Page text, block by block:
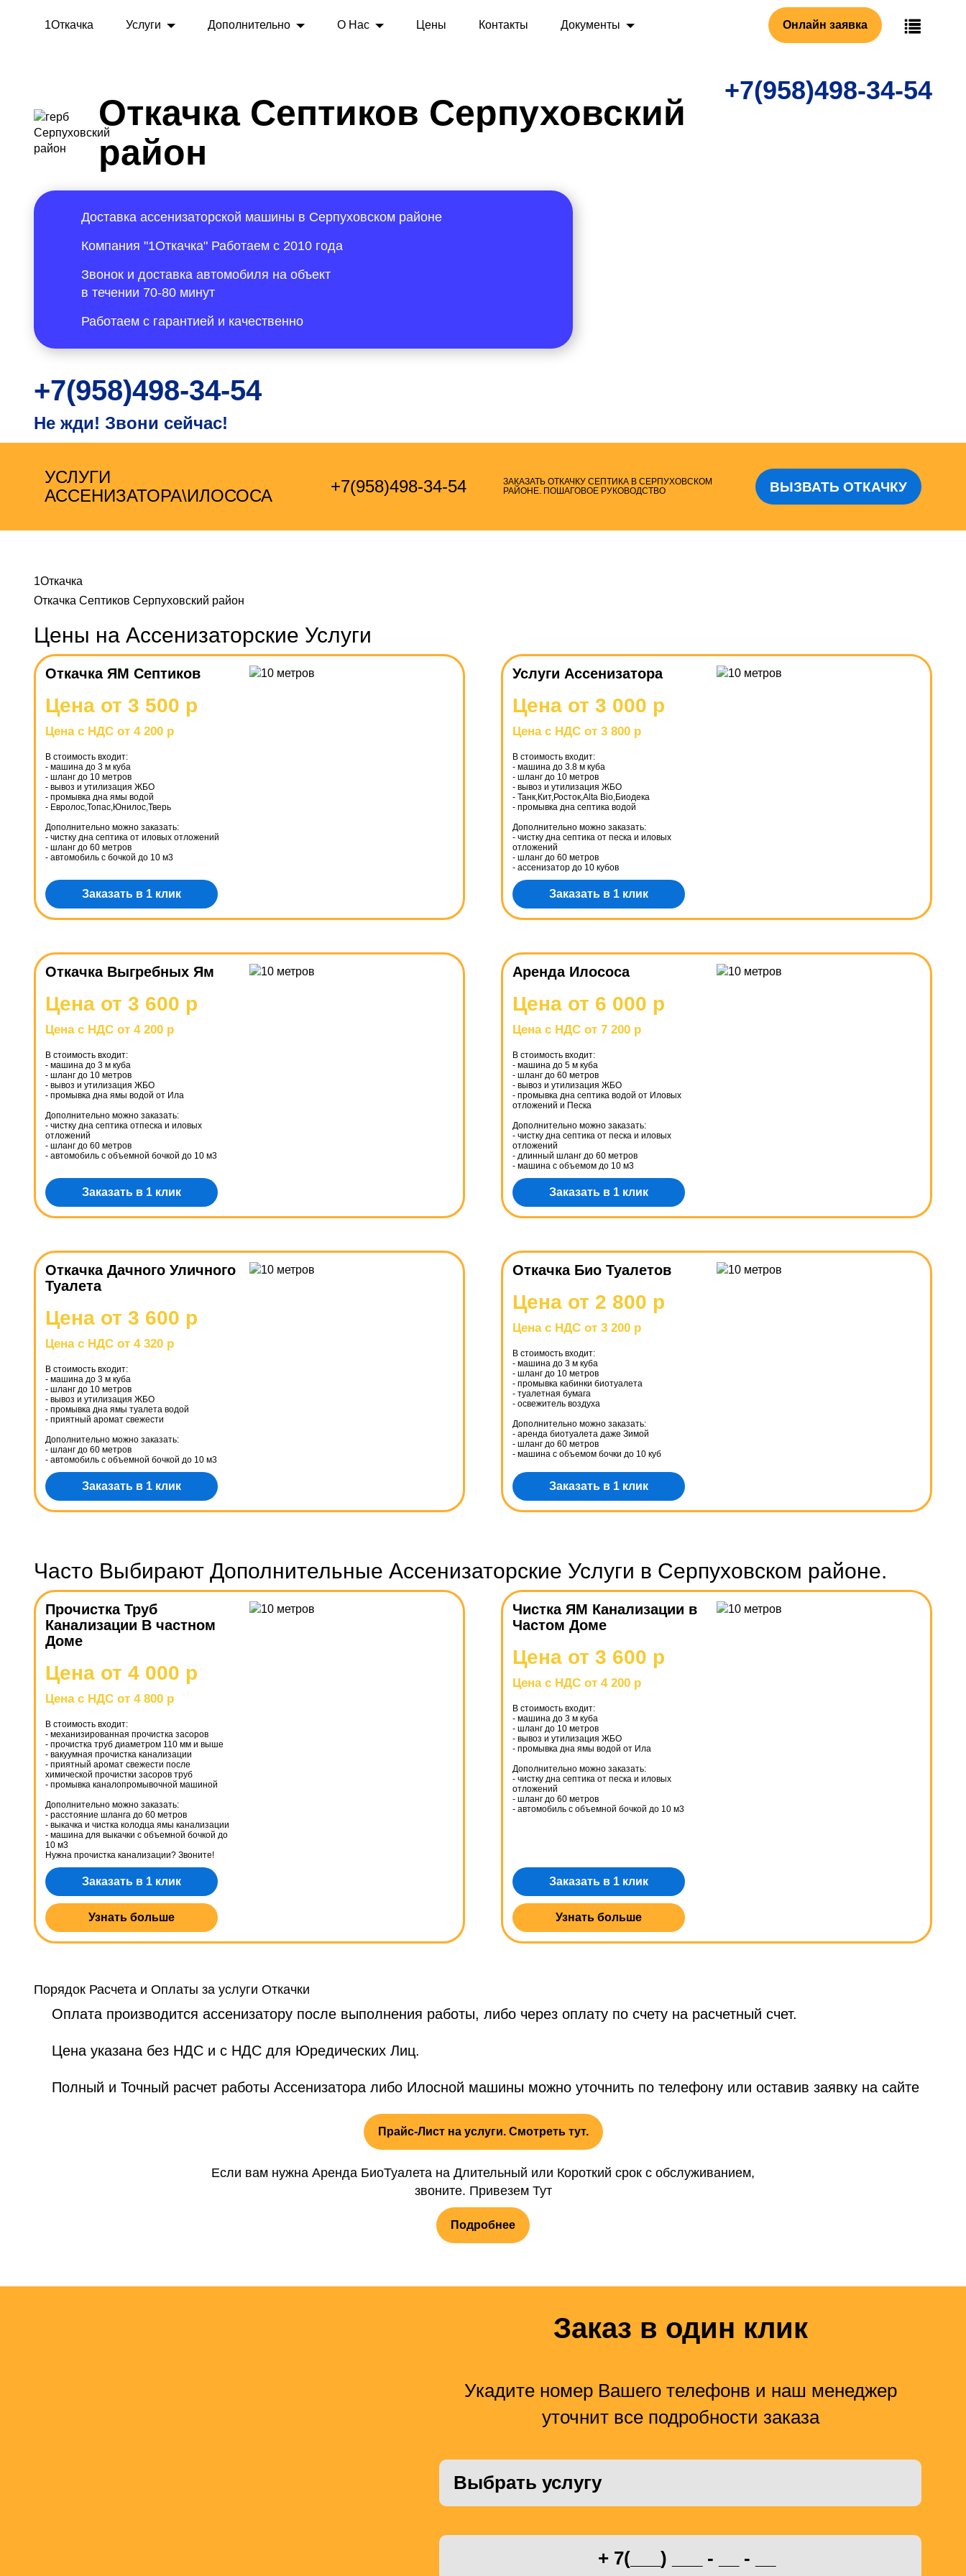
1Откачка Услуги Дополнительно О Нас Цены Контакты Документы Онлайн заявка
Откачка Септиков Серпуховский
район
+7(958)498-34-54
Доставка ассенизаторской машины в Серпуховском районе
Компания "1Откачка" Работаем с 2010 года
Звонок и доставка автомобиля на объект
в течении 70-80 минут
Работаем с гарантией и качественно
+7(958)498-34-54
Не жди! Звони сейчас!
УСЛУГИ
АССЕНИЗАТОРА\ИЛОСОСА
+7(958)498-34-54
ЗАКАЗАТЬ ОТКАЧКУ СЕПТИКА В СЕРПУХОВСКОМ
РАЙОНЕ. ПОШАГОВОЕ РУКОВОДСТВО
ВЫЗВАТЬ ОТКАЧКУ
1Откачка
Откачка Септиков Серпуховский район
Цены на Ассенизаторские Услуги
Откачка ЯМ Септиков
Цена от 3 500 р
Цена с НДС от 4 200 р
В стоимость входит:
- машина до 3 м куба
- шланг до 10 метров
- вывоз и утилизация ЖБО
- промывка дна ямы водой
- Евролос,Топас,Юнилос,Тверь
Дополнительно можно заказать:
- чистку дна септика от иловых отложений
- шланг до 60 метров
- автомобиль с бочкой до 10 м3
Заказать в 1 клик
Услуги Ассенизатора
Цена от 3 000 р
Цена с НДС от 3 800 р
В стоимость входит:
- машина до 3.8 м куба
- шланг до 10 метров
- вывоз и утилизация ЖБО
- Танк,Кит,Росток,Alta Bio,Биодека
- промывка дна септика водой
Дополнительно можно заказать:
- чистку дна септика от песка и иловых
отложений
- шланг до 60 метров
- ассенизатор до 10 кубов
Заказать в 1 клик
Откачка Выгребных Ям
Цена от 3 600 р
Цена с НДС от 4 200 р
В стоимость входит:
- машина до 3 м куба
- шланг до 10 метров
- вывоз и утилизация ЖБО
- промывка дна ямы водой от Ила
Дополнительно можно заказать:
- чистку дна септика отпеска и иловых
отложений
- шланг до 60 метров
- автомобиль с объемной бочкой до 10 м3
Заказать в 1 клик
Аренда Илососа
Цена от 6 000 р
Цена с НДС от 7 200 р
В стоимость входит:
- машина до 5 м куба
- шланг до 60 метров
- вывоз и утилизация ЖБО
- промывка дна септика водой от Иловых
отложений и Песка
Дополнительно можно заказать:
- чистку дна септика от песка и иловых
отложений
- длинный шланг до 60 метров
- машина с объемом до 10 м3
Заказать в 1 клик
Откачка Дачного Уличного
Туалета
Цена от 3 600 р
Цена с НДС от 4 320 р
В стоимость входит:
- машина до 3 м куба
- шланг до 10 метров
- вывоз и утилизация ЖБО
- промывка дна ямы туалета водой
- приятный аромат свежести
Дополнительно можно заказать:
- шланг до 60 метров
- автомобиль с объемной бочкой до 10 м3
Заказать в 1 клик
Откачка Био Туалетов
Цена от 2 800 р
Цена с НДС от 3 200 р
В стоимость входит:
- машина до 3 м куба
- шланг до 10 метров
- промывка кабинки биотуалета
- туалетная бумага
- освежитель воздуха
Дополнительно можно заказать:
- аренда биотуалета даже Зимой
- шланг до 60 метров
- машина с объемом бочки до 10 куб
Заказать в 1 клик
Часто Выбирают Дополнительные Ассенизаторские Услуги в Серпуховском районе.
Прочистка Труб
Канализации В частном
Доме
Цена от 4 000 р
Цена с НДС от 4 800 р
В стоимость входит:
- механизированная прочистка засоров
- прочистка труб диаметром 110 мм и выше
- вакуумная прочистка канализации
- приятный аромат свежести после
химической прочистки засоров труб
- промывка каналопромывочной машиной
Дополнительно можно заказать:
- расстояние шланга до 60 метров
- выкачка и чистка колодца ямы канализации
- машина для выкачки с объемной бочкой до
10 м3
Нужна прочистка канализации? Звоните!
Заказать в 1 клик
Узнать больше
Чистка ЯМ Канализации в
Частом Доме
Цена от 3 600 р
Цена с НДС от 4 200 р
В стоимость входит:
- машина до 3 м куба
- шланг до 10 метров
- вывоз и утилизация ЖБО
- промывка дна ямы водой от Ила
Дополнительно можно заказать:
- чистку дна септика от песка и иловых
отложений
- шланг до 60 метров
- автомобиль с объемной бочкой до 10 м3
Заказать в 1 клик
Узнать больше
Порядок Расчета и Оплаты за услуги Откачки
Оплата производится ассенизатору после выполнения работы, либо через оплату по счету на расчетный счет.
Цена указана без НДС и с НДС для Юредических Лиц.
Полный и Точный расчет работы Ассенизатора либо Илосной машины можно уточнить по телефону или оставив заявку на сайте
Прайс-Лист на услуги. Смотреть тут.
Если вам нужна Аренда БиоТуалета на Длительный или Короткий срок с обслуживанием,
звоните. Привезем Тут
Подробнее
Заказ в один клик
Укадите номер Вашего телефонв и наш менеджер
уточнит все подробности заказа